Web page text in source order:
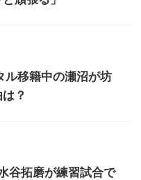
ル移籍中の瀬沼が坊
？
谷拓磨が練習試合で